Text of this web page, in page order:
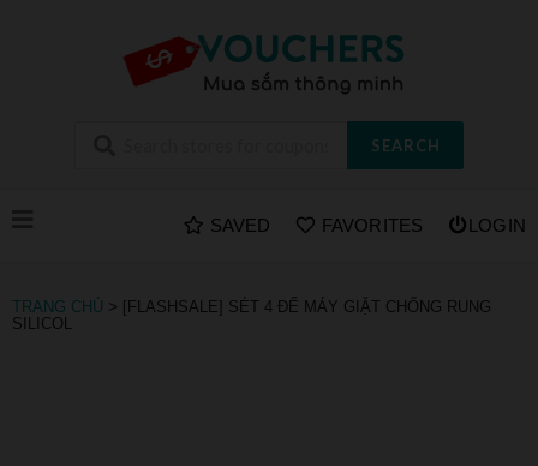
SEARCH
SAVED FAVORITES LOGIN
TRANG CHỦ > [FLASHSALE] SÉT 4 ĐẾ MÁY GIẶT CHỐNG RUNG
SILICOL